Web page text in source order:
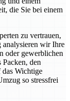
die Sie bei einem
zu vertrauen,
analysieren wir Ihre
oder gewerblichen
den
das Wichtige
so stressfrei